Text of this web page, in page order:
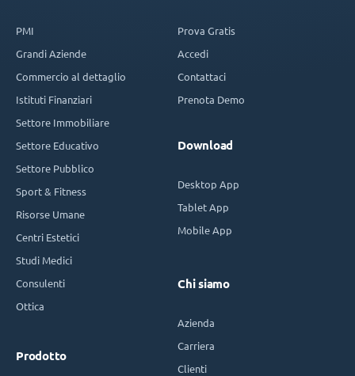
PMI
Grandi Aziende
Commercio al dettaglio
Istituti Finanziari
Settore Immobiliare
Settore Educativo
Settore Pubblico
Sport & Fitness
Risorse Umane
Centri Estetici
Studi Medici
Consulenti
Ottica
Prodotto
Prova Gratis
Accedi
Contattaci
Prenota Demo
Download
Desktop App
Tablet App
Mobile App
Chi siamo
Azienda
Carriera
Clienti